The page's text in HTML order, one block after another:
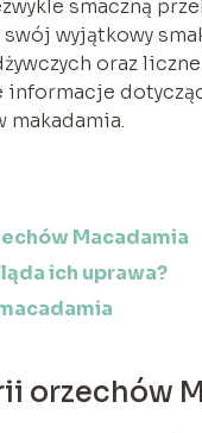
smaczną
wyjątkowy
oraz
makadamia.
Macadamia
ich uprawa?
orzechów